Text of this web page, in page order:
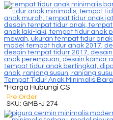
Tempat Tidur Anak Minimalis Bara
*Harga Hubungi CS
Pre Order
SKU: GMB-J 274